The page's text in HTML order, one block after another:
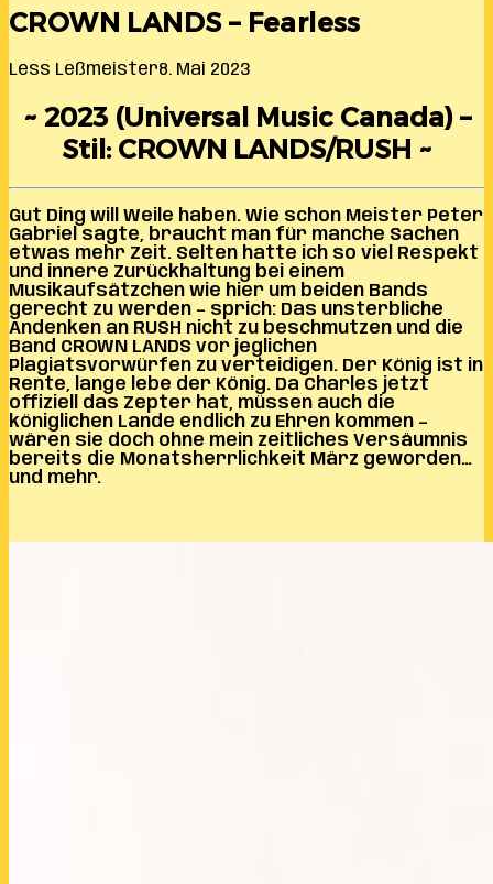
CROWN LANDS – Fearless
Less Leßmeister8. Mai 2023
~ 2023 (Universal Music Canada) –
Stil: CROWN LANDS/RUSH ~
Gut Ding will Weile haben. Wie schon Meister Peter
Gabriel sagte, braucht man für manche Sachen
etwas mehr Zeit. Selten hatte ich so viel Respekt
und innere Zurückhaltung bei einem
Musikaufsätzchen wie hier um beiden Bands
gerecht zu werden – sprich: Das unsterbliche
Andenken an RUSH nicht zu beschmutzen und die
Band CROWN LANDS vor jeglichen
Plagiatsvorwürfen zu verteidigen. Der König ist in
Rente, lange lebe der König. Da Charles jetzt
offiziell das Zepter hat, müssen auch die
königlichen Lande endlich zu Ehren kommen –
wären sie doch ohne mein zeitliches Versäumnis
bereits die Monatsherrlichkeit März geworden…
und mehr.